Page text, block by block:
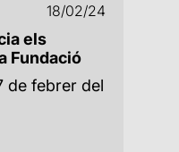
18/02/24
els
Fundació
de febrer del